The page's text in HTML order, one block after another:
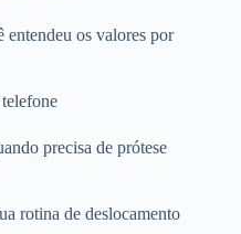
entendeu os valores por
precisa de prótese
rotina de deslocamento